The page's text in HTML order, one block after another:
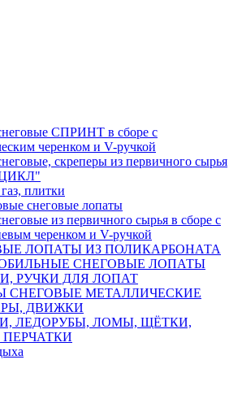
СПРИНТ в сборе с
черенком и V-ручкой
скреперы из первичного сырья
плитки
снеговые лопаты
из первичного сырья в сборе с
черенком и V-ручкой
ЛОПАТЫ ИЗ ПОЛИКАРБОНАТА
СНЕГОВЫЕ ЛОПАТЫ
РУЧКИ ДЛЯ ЛОПАТ
СНЕГОВЫЕ МЕТАЛЛИЧЕСКИЕ
ДВИЖКИ
ЛЕДОРУБЫ, ЛОМЫ, ЩЁТКИ,